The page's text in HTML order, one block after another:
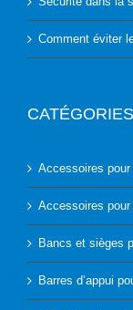
Comment éviter
Accessoires
Accessoires
Bancs et sièges
Barres d’appui